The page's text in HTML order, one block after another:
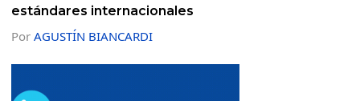
estándares internacionales
Por AGUSTÍN BIANCARDI